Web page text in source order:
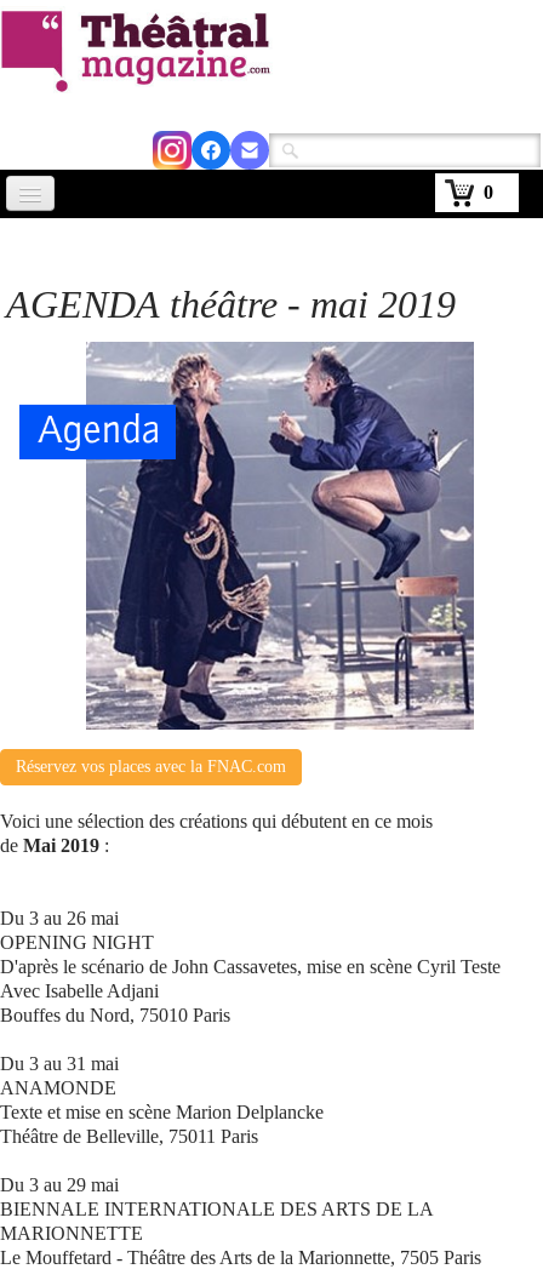
0
Critiques
Agenda
Abonnement▼
Se connecter
AGENDA théâtre - mai 2019
Réservez vos places avec la FNAC.com
Voici une sélection des créations qui débutent en ce mois
de Mai 2019 :
Du 3 au 26 mai
OPENING NIGHT
D'après le scénario de John Cassavetes, mise en scène Cyril Teste
Avec Isabelle Adjani
Bouffes du Nord, 75010 Paris
Du 3 au 31 mai
ANAMONDE
Texte et mise en scène Marion Delplancke
Théâtre de Belleville, 75011 Paris
Du 3 au 29 mai
BIENNALE INTERNATIONALE DES ARTS DE LA
MARIONNETTE
Le Mouffetard - Théâtre des Arts de la Marionnette, 7505 Paris